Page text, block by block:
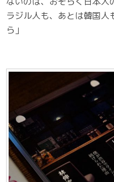
ラジル人も、あとは韓国
ら」